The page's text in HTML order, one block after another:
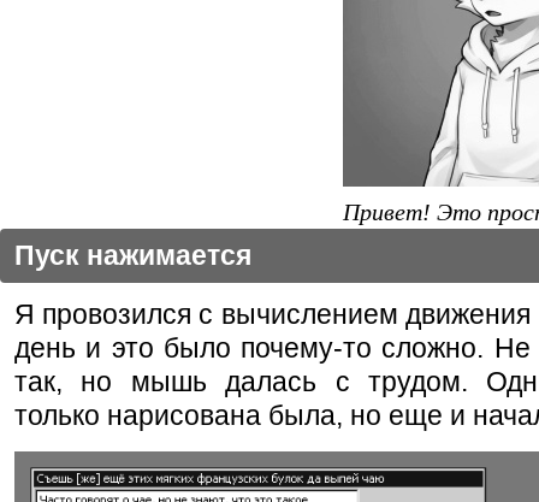
Привет! Это
Пуск нажимается
Я провозился с вычислением
день и это было почему-то сложно. Не
так, но мышь далась с трудом.
только нарисована была, но еще и